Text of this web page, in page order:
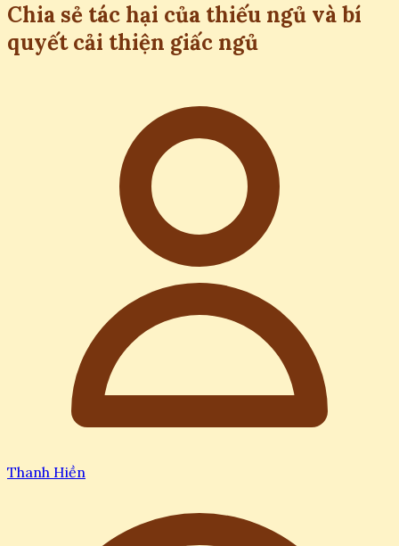
Chia sẻ tác hại của thiếu ngủ và bí
quyết cải thiện giấc ngủ
Thanh Hiền